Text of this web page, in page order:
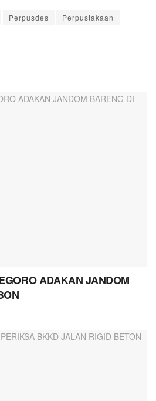
Perpusdes
Perpustakaan
ADAKAN JANDOM